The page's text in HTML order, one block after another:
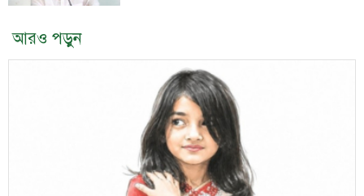
আরও পড়ুন